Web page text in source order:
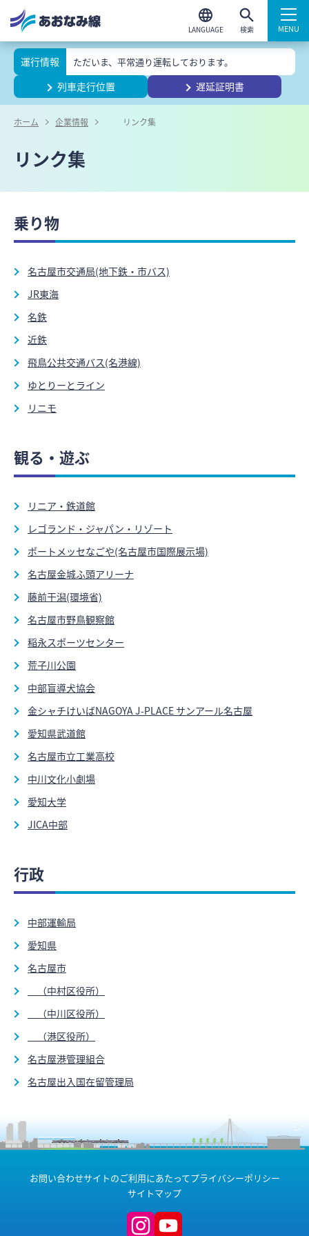
検索
運行情報 ただいま、平常通り運転しております。
列車走行位置 遅延証明書
ホーム 企業情報 リンク集
リンク集
乗り物
名古屋市交通局(地下鉄・市バス)
JR東海
名鉄
近鉄
飛鳥公共交通バス(名港線)
ゆとりーとライン
リニモ
観る・遊ぶ
リニア・鉄道館
レゴランド・ジャパン・リゾート
ポートメッセなごや(名古屋市国際展示場)
名古屋金城ふ頭アリーナ
藤前干潟(環境省)
名古屋市野鳥観察館
稲永スポーツセンター
荒子川公園
中部盲導犬協会
金シャチけいばNAGOYA J-PLACE サンアール名古屋
愛知県武道館
名古屋市立工業高校
中川文化小劇場
愛知大学
JICA中部
行政
中部運輸局
愛知県
名古屋市
（中村区役所）
（中川区役所）
（港区役所）
名古屋港管理組合
名古屋出入国在留管理局
お問い合わせサイトのご利用にあたってプライバシーポリシー
サイトマップ